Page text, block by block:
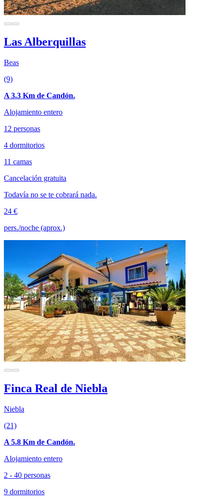
Las Alberquillas
Beas
(9)
A 3.3 Km de Candón.
Alojamiento entero
12 personas
4 dormitorios
11 camas
Cancelación gratuita
Todavía no se te cobrará nada.
24 €
pers./noche (aprox.)
Finca Real de Niebla
Niebla
(21)
A 5.8 Km de Candón.
Alojamiento entero
2 - 40 personas
9 dormitorios